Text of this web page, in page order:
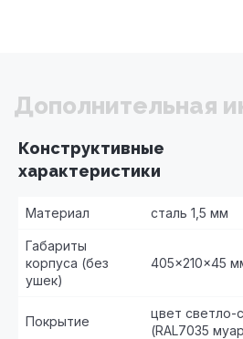
Дополнительная
Конструктивные
характеристики
Материал сталь 1,5 мм
Габариты
корпуса (без
ушек)
405×210×45
Покрытие
цвет светло-
(RAL7035